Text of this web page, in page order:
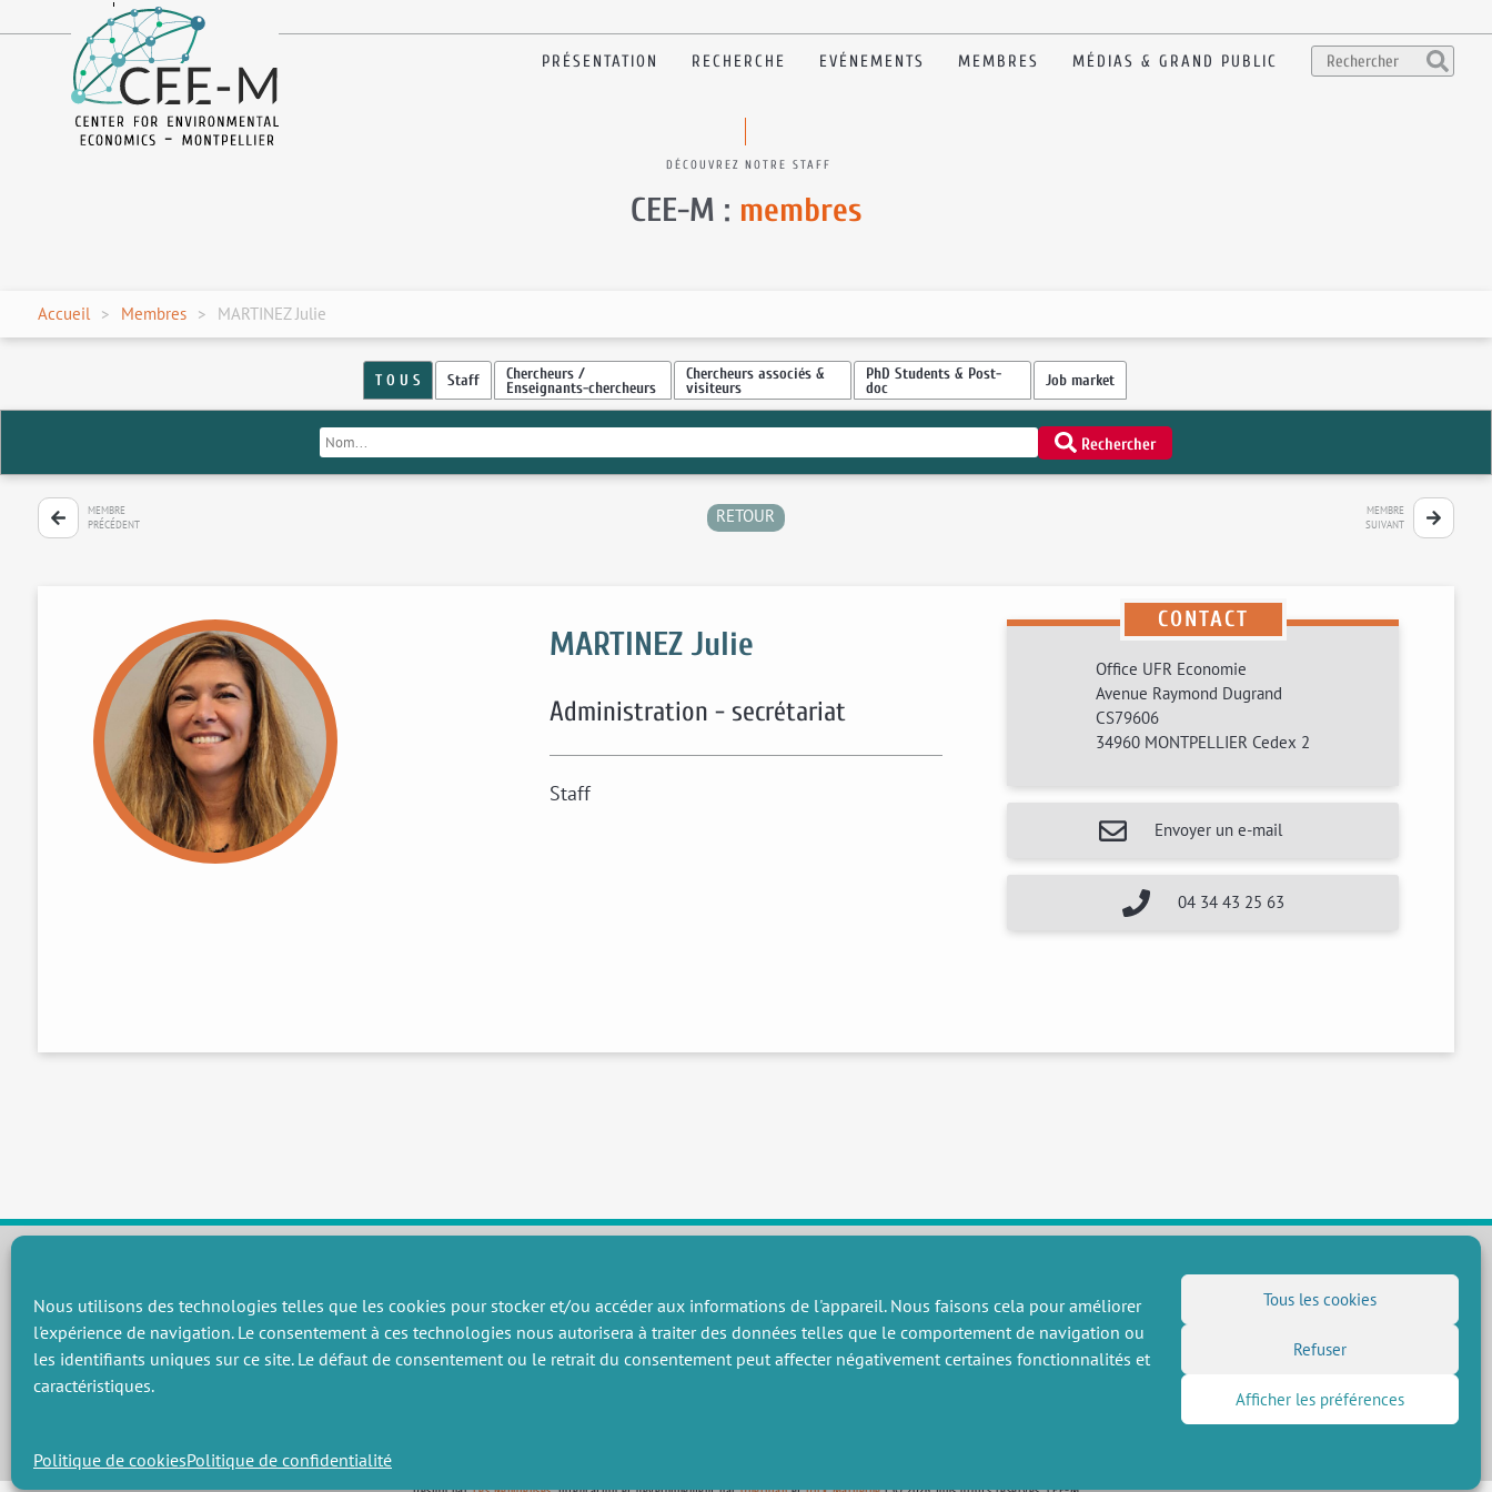
Nous utilisons des technologies telles que les cookies pour stocker et/ou accéder aux informations de l'appareil. Nous faisons cela pour améliorer
l'expérience de navigation. Le consentement à ces technologies nous autorisera à traiter des données telles que le comportement de navigation ou
les identifiants uniques sur ce site. Le défaut de consentement ou le retrait du consentement peut affecter négativement certaines fonctionnalités et
caractéristiques.
Tous les cookies
Refuser
Afficher les préférences
Politique de cookiesPolitique de confidentialité
en
PRÉSENTATION RECHERCHE EVÉNEMENTS MEMBRES MÉDIAS & GRAND PUBLIC
DÉCOUVREZ NOTRE STAFF
CEE-M : membres
Accueil Membres MARTINEZ Julie
T O U S Staff Chercheurs /
Enseignants-chercheurs
Chercheurs associés &
visiteurs
PhD Students & Post-
doc Job market
Rechercher
MEMBRE
PRÉCÉDENT
RETOUR
MEMBRE
SUIVANT
MARTINEZ Julie
Administration - secrétariat
Staff
CONTACT
Office UFR Economie
Avenue Raymond Dugrand
CS79606
34960 MONTPELLIER Cedex 2
Envoyer un e-mail
04 34 43 25 63
CHAMPS THÉMATIQUES
Préservation des ressources naturelles et de la biodiversité
Vers une gouvernance environnementale efficace et équitable
Promouvoir une agriculture écologiquement innovante
RECHERCHE
Publications
Partenariat
DIVERS
Offres d’emploi
Job market
NOUS SUIVRE
Réseaux sociaux
(Twitter)
Inscription à la newsletter